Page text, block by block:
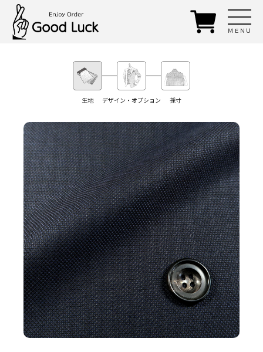
ＭＥＮＵ
生地 デザイン・オプション 採寸